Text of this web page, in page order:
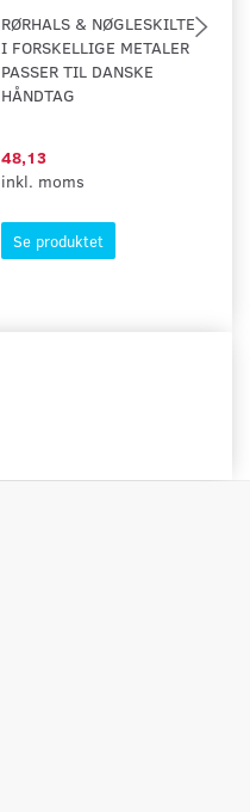
RØRHALS & NØGLESKILTE
I FORSKELLIGE METALER
PASSER TIL DANSKE
HÅNDTAG
48,13
inkl. moms
Se produktet